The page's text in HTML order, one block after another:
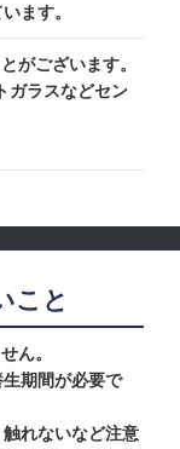
ます。
がございます。
ガラスなどセン
こと
ん。
期間が必要で
れないなど注意